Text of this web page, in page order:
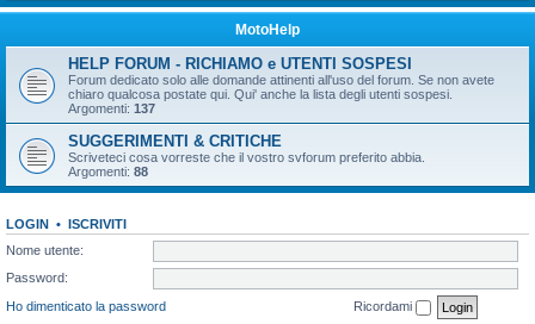
MotoHelp
HELP FORUM - RICHIAMO e UTENTI SOSPESI
Forum dedicato solo alle domande attinenti all'uso del forum. Se non avete
chiaro qualcosa postate qui. Qui' anche la lista degli utenti sospesi.
Argomenti: 137
SUGGERIMENTI & CRITICHE
Scriveteci cosa vorreste che il vostro svforum preferito abbia.
Argomenti: 88
LOGIN • ISCRIVITI
Nome utente:
Password:
Ho dimenticato la password
Ricordami